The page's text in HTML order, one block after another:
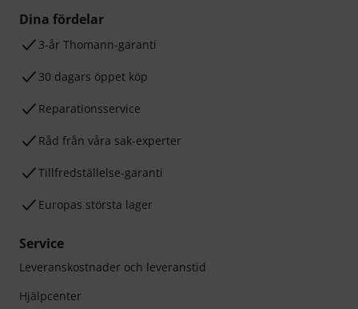
Dina fördelar
3-år Thomann-garanti
30 dagars öppet köp
Reparationsservice
Råd från våra sak-experter
Tillfredställelse-garanti
Europas största lager
Service
Leveranskostnader och leveranstid
Hjälpcenter